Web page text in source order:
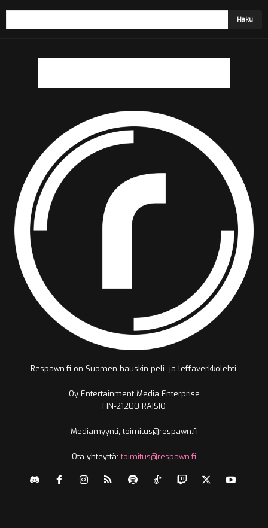
Respawn.fi on Suomen hauskin peli- ja leffaverkkolehti.
Oy Entertainment Media Enterprise
FIN-21200 RAISIO
Mediamyynti, toimitus@respawn.fi
Ota yhteyttä:toimitus@respawn.fi